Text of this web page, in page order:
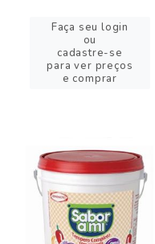
Faça seu login
ou
cadastre-se
para ver preços
e comprar